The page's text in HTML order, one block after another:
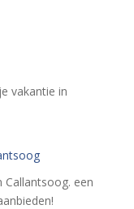
vakantie in
een